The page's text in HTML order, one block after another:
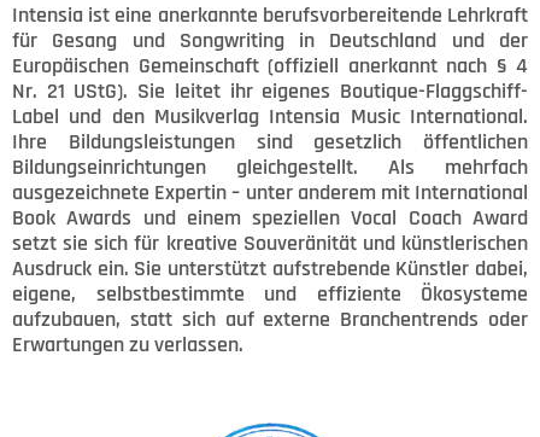
Intensia ist eine anerkannte berufsvorbereitende Lehrkraft
für Gesang und Songwriting in Deutschland und der
Europäischen Gemeinschaft (offiziell anerkannt nach § 4
Nr. 21 UStG). Sie leitet ihr eigenes Boutique-Flaggschiff-
Label und den Musikverlag Intensia Music International.
Ihre Bildungsleistungen sind gesetzlich öffentlichen
Bildungseinrichtungen gleichgestellt. Als mehrfach
ausgezeichnete Expertin – unter anderem mit International
Book Awards und einem speziellen Vocal Coach Award
setzt sie sich für kreative Souveränität und künstlerischen
Ausdruck ein. Sie unterstützt aufstrebende Künstler dabei,
eigene, selbstbestimmte und effiziente Ökosysteme
aufzubauen, statt sich auf externe Branchentrends oder
Erwartungen zu verlassen.